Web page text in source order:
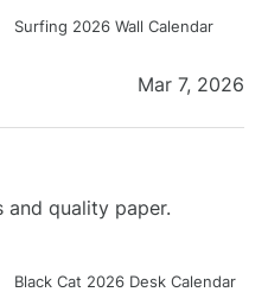
Surfing 2026 Wall Calendar
Mar 7, 2026
and quality paper.
Black Cat 2026 Desk Calendar